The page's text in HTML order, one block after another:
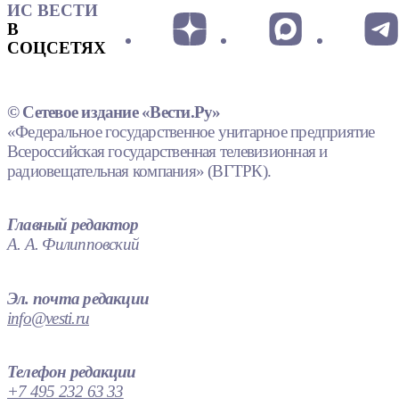
ИС ВЕСТИ
В
СОЦСЕТЯХ
© Сетевое издание «Вести.Ру»
«Федеральное государственное унитарное предприятие
Всероссийская государственная телевизионная и
радиовещательная компания» (ВГТРК).
Главный редактор
А. А. Филипповский
Эл. почта редакции
info@vesti.ru
Телефон редакции
+7 495 232 63 33